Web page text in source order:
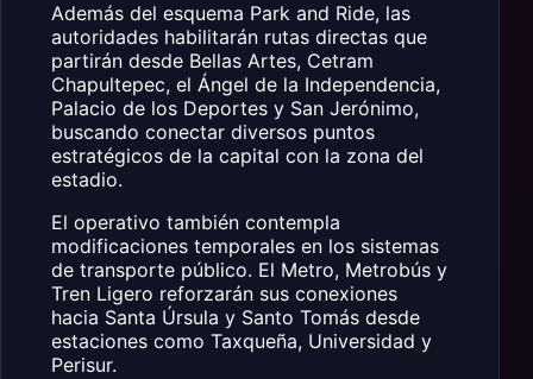
Además del esquema Park and Ride, las
autoridades habilitarán rutas directas que
partirán desde Bellas Artes, Cetram
Chapultepec, el Ángel de la Independencia,
Palacio de los Deportes y San Jerónimo,
buscando conectar diversos puntos
estratégicos de la capital con la zona del
estadio.
El operativo también contempla
modificaciones temporales en los sistemas
de transporte público. El Metro, Metrobús y
Tren Ligero reforzarán sus conexiones
hacia Santa Úrsula y Santo Tomás desde
estaciones como Taxqueña, Universidad y
Perisur.